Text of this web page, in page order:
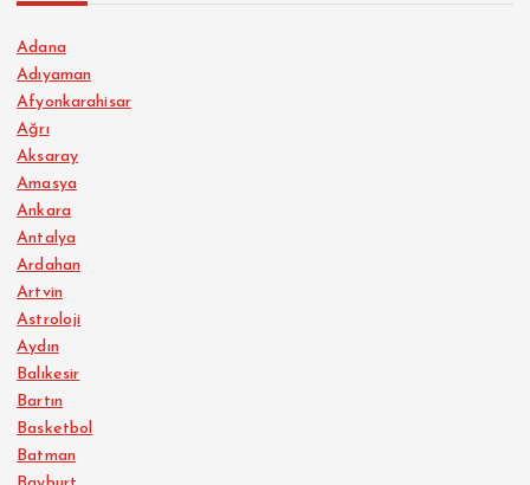
Adana
Adıyaman
Afyonkarahisar
Ağrı
Aksaray
Amasya
Ankara
Antalya
Ardahan
Artvin
Astroloji
Aydın
Balıkesir
Bartın
Basketbol
Batman